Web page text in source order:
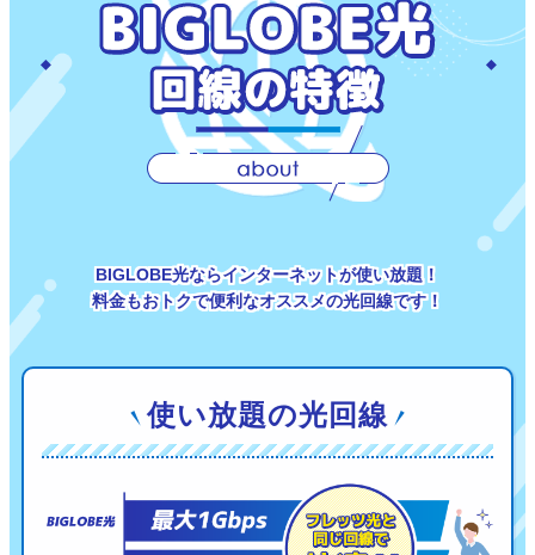
BIGLOBE光ならインターネットが使い放題！
料金もおトクで便利なオススメの光回線です！
使い放題の光回線